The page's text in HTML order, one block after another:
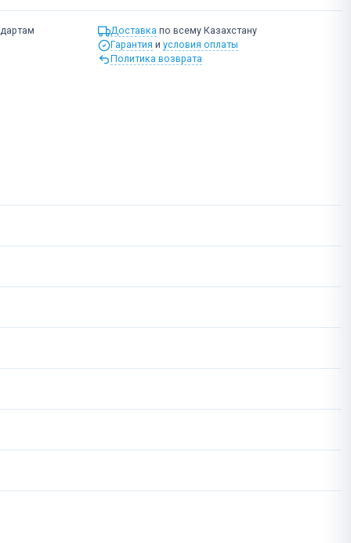
Доставка по всему Казахстану
Гарантия и условия оплаты
Политика возврата